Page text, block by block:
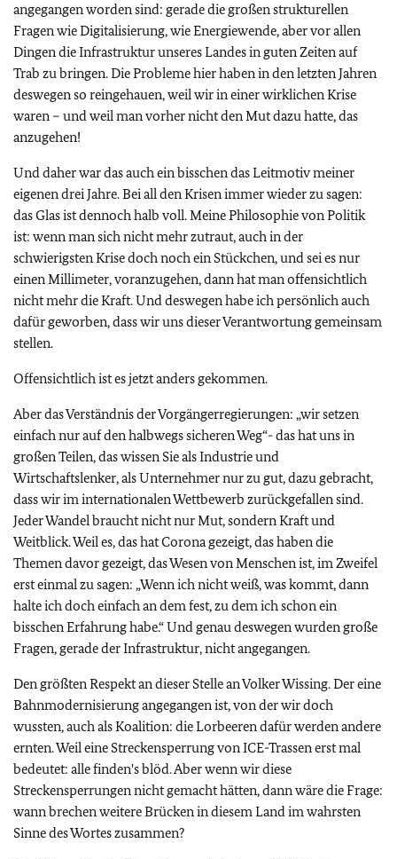
angegangen worden sind: gerade die großen strukturellen
Fragen wie Digitalisierung, wie Energiewende, aber vor allen
Dingen die Infrastruktur unseres Landes in guten Zeiten auf
Trab zu bringen. Die Probleme hier haben in den letzten Jahren
deswegen so reingehauen, weil wir in einer wirklichen Krise
waren – und weil man vorher nicht den Mut dazu hatte, das
anzugehen!
Und daher war das auch ein bisschen das Leitmotiv meiner
eigenen drei Jahre. Bei all den Krisen immer wieder zu sagen:
das Glas ist dennoch halb voll. Meine Philosophie von Politik
ist: wenn man sich nicht mehr zutraut, auch in der
schwierigsten Krise doch noch ein Stückchen, und sei es nur
einen Millimeter, voranzugehen, dann hat man offensichtlich
nicht mehr die Kraft. Und deswegen habe ich persönlich auch
dafür geworben, dass wir uns dieser Verantwortung gemeinsam
stellen.
Offensichtlich ist es jetzt anders gekommen.
Aber das Verständnis der Vorgängerregierungen: „wir setzen
einfach nur auf den halbwegs sicheren Weg“- das hat uns in
großen Teilen, das wissen Sie als Industrie und
Wirtschaftslenker, als Unternehmer nur zu gut, dazu gebracht,
dass wir im internationalen Wettbewerb zurückgefallen sind.
Jeder Wandel braucht nicht nur Mut, sondern Kraft und
Weitblick. Weil es, das hat Corona gezeigt, das haben die
Themen davor gezeigt, das Wesen von Menschen ist, im Zweifel
erst einmal zu sagen: „Wenn ich nicht weiß, was kommt, dann
halte ich doch einfach an dem fest, zu dem ich schon ein
bisschen Erfahrung habe.“ Und genau deswegen wurden große
Fragen, gerade der Infrastruktur, nicht angegangen.
Den größten Respekt an dieser Stelle an Volker Wissing. Der eine
Bahnmodernisierung angegangen ist, von der wir doch
wussten, auch als Koalition: die Lorbeeren dafür werden andere
ernten. Weil eine Streckensperrung von ICE-Trassen erst mal
bedeutet: alle finden's blöd. Aber wenn wir diese
Streckensperrungen nicht gemacht hätten, dann wäre die Frage:
wann brechen weitere Brücken in diesem Land im wahrsten
Sinne des Wortes zusammen?